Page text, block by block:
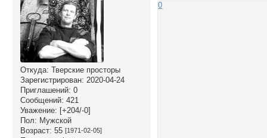
Откуда: Тверские просторы
Зарегистрирован: 2020-04-24
Приглашений: 0
Сообщений: 421
Уважение: [+204/-0]
Пол: Мужской
Возраст: 55 [1971-02-05]
0